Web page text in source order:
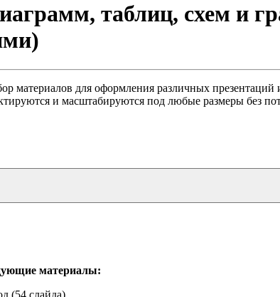
таблиц, схем и
материалов для оформления различных
и масштабируются под любые размеры без
материалы:
(54 слайда)